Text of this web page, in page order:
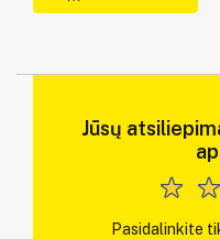
Jūsų
Pasidalinkite